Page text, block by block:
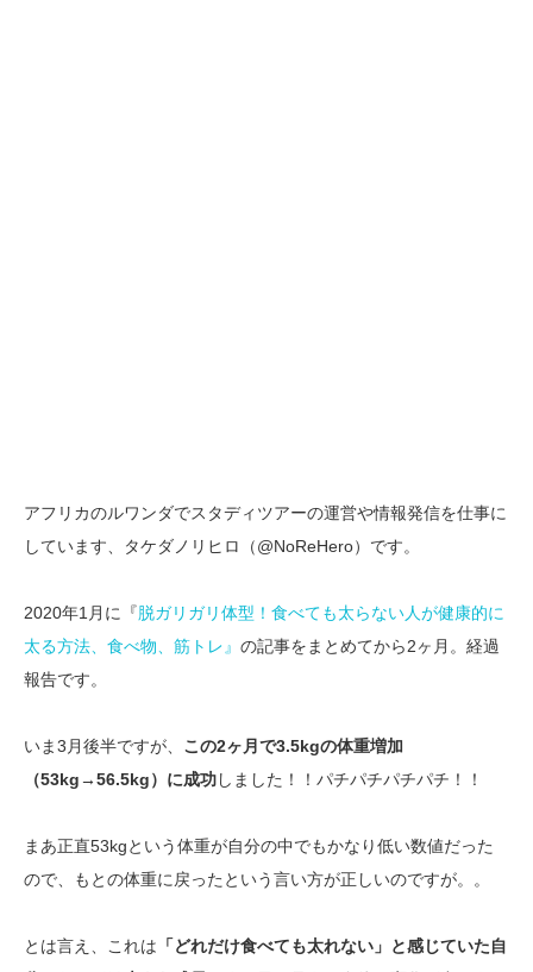
アフリカのルワンダでスタディツアーの運営や情報発信を仕事に
しています、タケダノリヒロ（@NoReHero）です。
2020年1月に『脱ガリガリ体型！食べても太らない人が健康的に
太る方法、食べ物、筋トレ』 の記事をまとめてから2ヶ月。経過
報告です。
いま3月後半ですが、 この2ヶ月で3.5kgの体重増加
（53kg→56.5kg）に成功しました！！パチパチパチパチ！！
まあ正直53kgという体重が自分の中でもかなり低い数値だった
ので、もとの体重に戻ったという言い方が正しいのですが。。
とは言え、これは 「どれだけ食べても太れない」と感じていた自